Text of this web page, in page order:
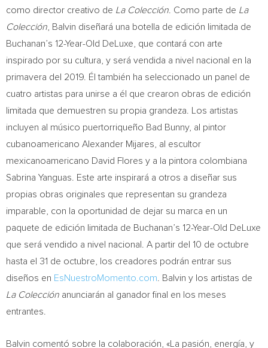
como director creativo de La Colección . Como parte de La
Colección , Balvin diseñará una botella de edición limitada de
Buchanan’s 12-Year-Old DeLuxe, que contará con arte
inspirado por su cultura, y será vendida a nivel nacional en la
primavera del 2019. Él también ha seleccionado un panel de
cuatro artistas para unirse a él que crearon obras de edición
limitada que demuestren su propia grandeza. Los artistas
incluyen al músico puertorriqueño Bad Bunny, al pintor
cubanoamericano Alexander Mijares , al escultor
mexicanoamericano David Flores y a la pintora colombiana
Sabrina Yanguas . Este arte inspirará a otros a diseñar sus
propias obras originales que representan su grandeza
imparable, con la oportunidad de dejar su marca en un
paquete de edición limitada de Buchanan’s 12-Year-Old DeLuxe
que será vendido a nivel nacional. A partir del 10 de octubre
hasta el 31 de octubre, los creadores podrán entrar sus
diseños en EsNuestroMomento.com . Balvin y los artistas de
La Colección anunciarán al ganador final en los meses
entrantes.
Balvin comentó sobre la colaboración, «La pasión, energía, y